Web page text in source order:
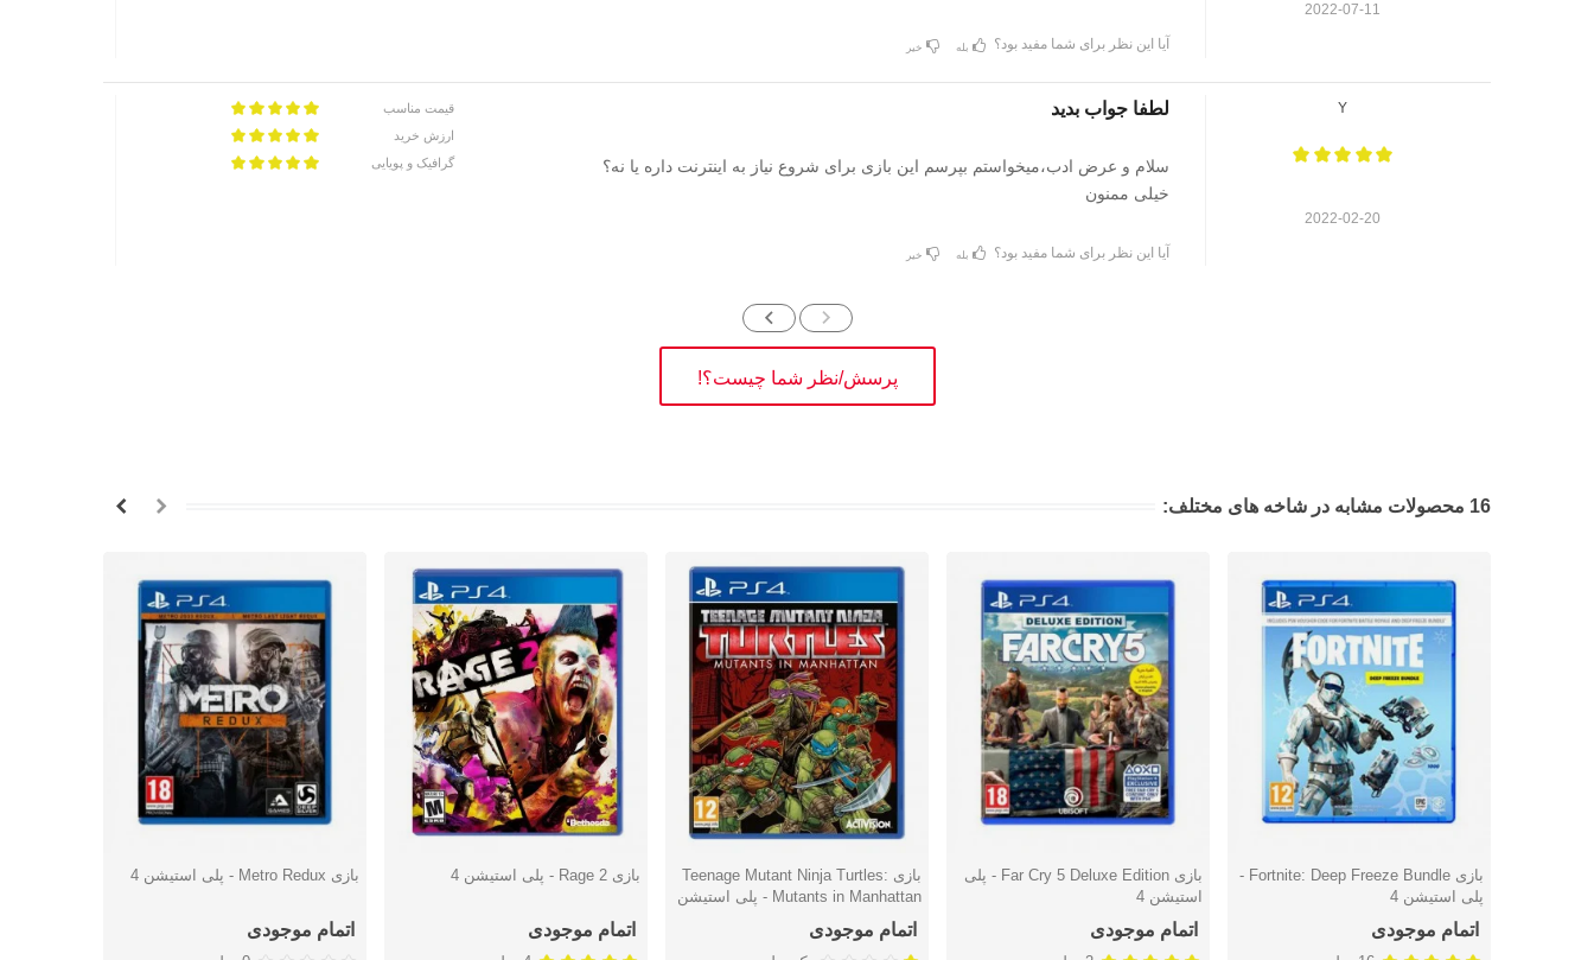
2022-07-11
آیا این نظر برای شما مفید بود؟ بله خیر
Y
2022-02-20
لطفا جواب بدید
سلام و عرض ادب،میخواستم بپرسم این بازی برای شروع نیاز به اینترنت داره یا نه؟
خیلی ممنون
قیمت مناسب
ارزش خرید
گرافیک و پویایی
آیا این نظر برای شما مفید بود؟ بله خیر
پرسش/نظر شما چیست؟!
16 محصولات مشابه در شاخه های مختلف:
دوست داشتن
بازی Fortnite: Deep Freeze Bundle -
پلی استیشن 4
اتمام موجودی
دوست داشتن
بازی Far Cry 5 Deluxe Edition - پلی
استیشن 4
اتمام موجودی
دوست داشتن
بازی Teenage Mutant Ninja Turtles:
Mutants in Manhattan - پلی استیشن
4
اتمام موجودی
دوست داشتن بازی Rage 2 - پلی استیشن 4
اتمام موجودی
دوست داشتن بازی Metro Redux - پلی استیشن 4
اتمام موجودی